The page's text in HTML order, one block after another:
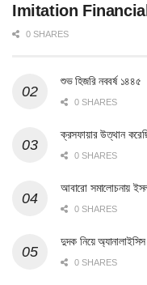
Imitation Financial
0 SHARES
শুভ হিজরি নববর্ষ ১৪৪৫
0 SHARES
ক্রসফায়ার উত্থান
0 SHARES
আবারো সমালোচনায়
0 SHARES
দুদক নিয়ে
0 SHARES